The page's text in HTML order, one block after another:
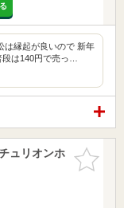
は縁起が良いので 新年
は140円で売っ…
お気に入
りに追加
ュリオンホ